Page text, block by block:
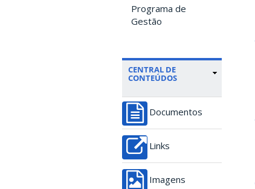
Programa de
Gestão
CENTRAL DE
CONTEÚDOS
Documentos
Links
Imagens